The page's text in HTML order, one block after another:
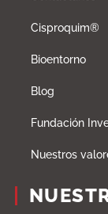
Cisproquim®
Bioentorno
Blog
Fundación
Nuestros